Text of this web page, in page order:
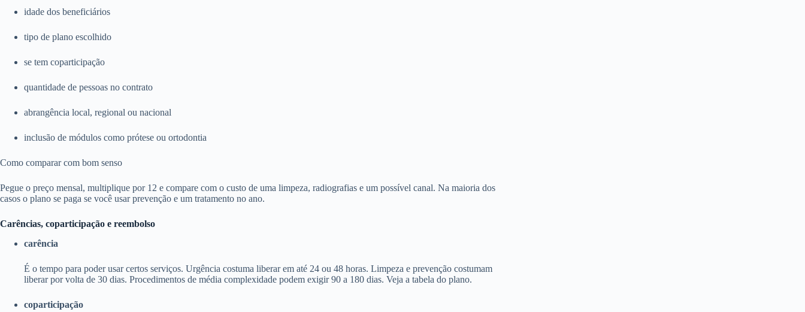
idade dos beneficiários
tipo de plano escolhido
se tem coparticipação
quantidade de pessoas no contrato
abrangência local, regional ou nacional
inclusão de módulos como prótese ou ortodontia
Como comparar com bom senso
Pegue o preço mensal, multiplique por 12 e compare com o custo de uma limpeza, radiografias e um possível canal. Na maioria dos
casos o plano se paga se você usar prevenção e um tratamento no ano.
Carências, coparticipação e reembolso
carência
É o tempo para poder usar certos serviços. Urgência costuma liberar em até 24 ou 48 horas. Limpeza e prevenção costumam
liberar por volta de 30 dias. Procedimentos de média complexidade podem exigir 90 a 180 dias. Veja a tabela do plano.
coparticipação